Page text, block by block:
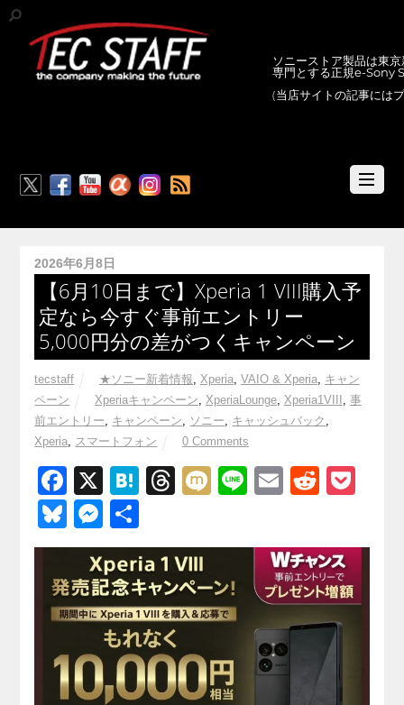
ソニーストア製品は東
専門とする正規e-Sony
(当店サイトの記事には
2026年6月8日
【6月10日まで】Xperia 1 VIII購入予
定なら今すぐ事前エントリー
5,000円分の差がつくキャンペーン
tecstaff ★ソニー新着情報, Xperia, VAIO & Xperia, キャン
ペーン
Xperiaキャンペーン, XperiaLounge, Xperia1VIII , 事
前エントリー, キャンペーン, ソニー, キャッシュバック ,
Xperia, スマートフォン 0 Comments
F
a
c
b
o
o
k
X
H
e
n
a
T
e
a
d
s
M
Li
e
E
ail
R
d
di
t
ck
et
Bl
u
e
sk
y
M
e
ss
e
n
g
er
有